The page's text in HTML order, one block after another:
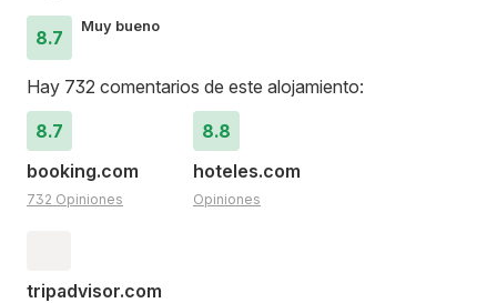
8.7
Muy bueno
Hay 732 comentarios de este alojamiento:
8.7
booking.com
732 Opiniones
8.8
hoteles.com
Opiniones
tripadvisor.com